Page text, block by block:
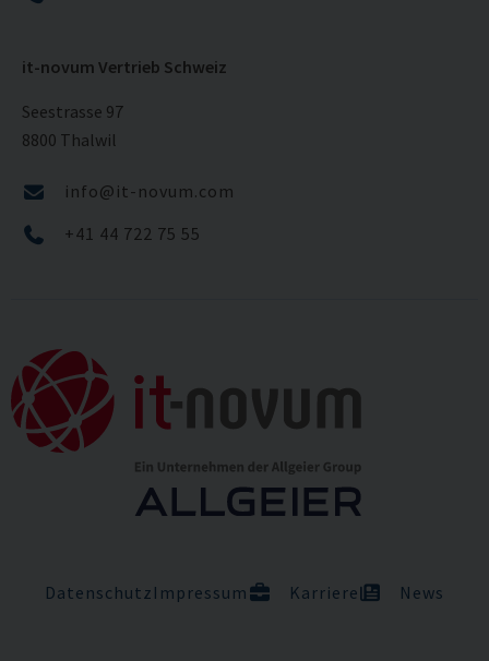
it-novum Vertrieb Schweiz
Seestrasse 97
8800 Thalwil
info@it-novum.com
+41 44 722 75 55
Datenschutz Impressum Karriere News